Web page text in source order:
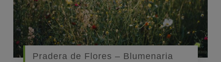
Pradera de Flores – Blumenaria